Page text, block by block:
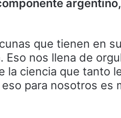
que tienen en
Eso nos llena de
la ciencia que tanto
para nosotros es